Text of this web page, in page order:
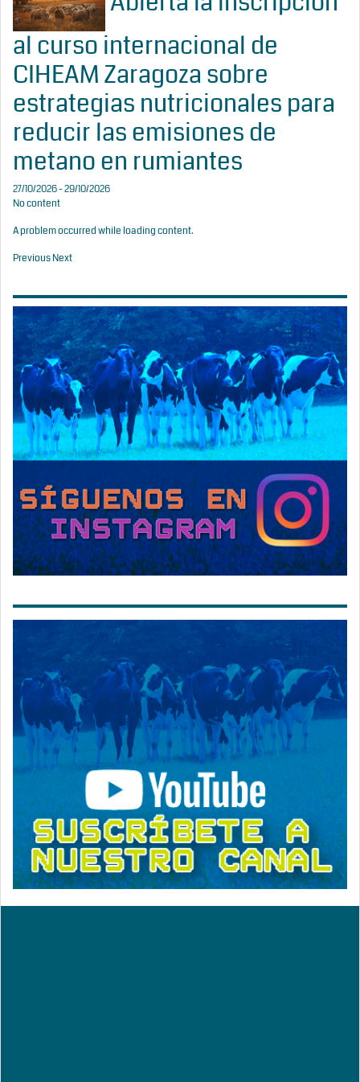
al curso internacional de
CIHEAM Zaragoza sobre
estrategias nutricionales para
reducir las emisiones de
metano en rumiantes
27/10/2026 - 29/10/2026
No content
A problem occurred while loading content.
PreviousNext